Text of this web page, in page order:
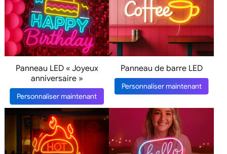
Panneau LED « Joyeux
anniversaire »
Personnaliser maintenant
Panneau de barre LED
Personnaliser maintenant